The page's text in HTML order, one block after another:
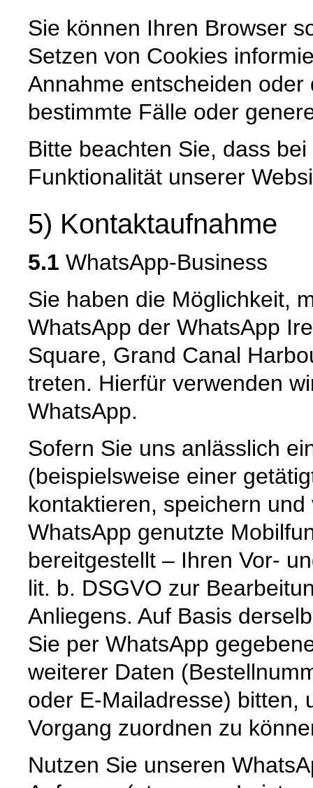
Sie können Ihren Browser
Setzen von Cookies
Annahme entscheiden
bestimmte Fälle oder
Bitte beachten Sie, dass
Funktionalität unserer
5) Kontaktaufnahme
5.1 WhatsApp-Business
Sie haben die Möglichkeit,
WhatsApp der WhatsApp
Square, Grand Canal
treten. Hierfür verwenden
WhatsApp.
Sofern Sie uns anlässlich
(beispielsweise einer
kontaktieren, speichern
WhatsApp genutzte
bereitgestellt – Ihren Vor-
lit. b. DSGVO zur
Anliegens. Auf Basis
Sie per WhatsApp
weiterer Daten
oder E-Mailadresse) bitten,
Vorgang zuordnen zu
Nutzen Sie unseren